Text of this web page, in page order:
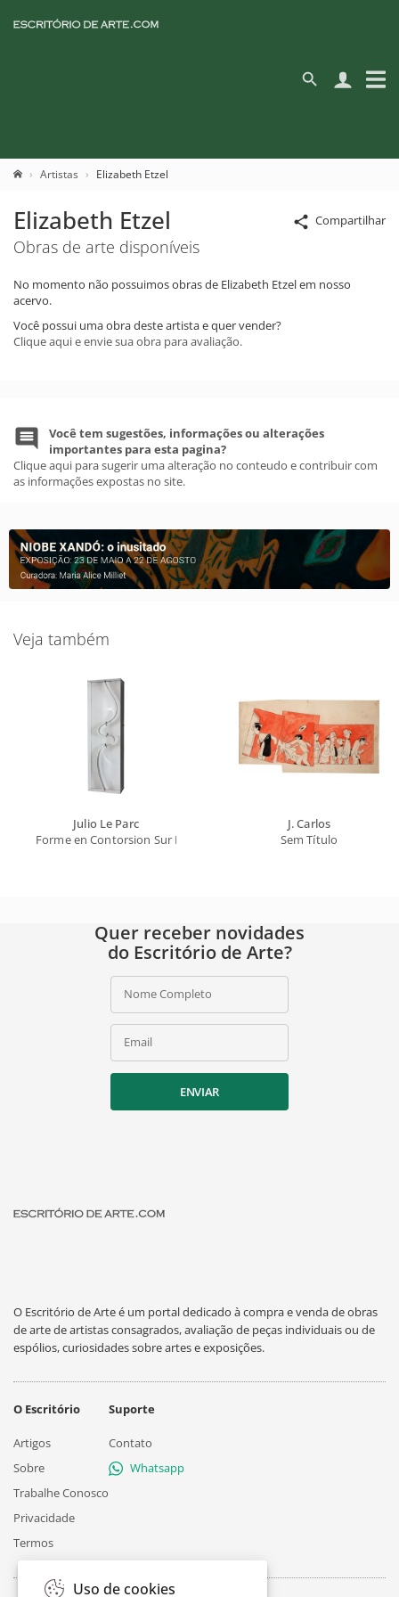
Artistas Elizabeth Etzel
Compartilhar
Elizabeth Etzel
Obras de arte disponíveis
No momento não possuimos obras de Elizabeth Etzel em nosso
acervo.
Você possui uma obra deste artista e quer vender?
Clique aqui e envie sua obra para avaliação.
Você tem sugestões, informações ou alterações
importantes para esta pagina?
Clique aqui para sugerir uma alteração no conteudo e contribuir com
as informações expostas no site.
Veja também
Julio Le Parc
Forme en Contorsion Sur Fond Blanc
J. Carlos
Sem Título
Quer receber novidades
do Escritório de Arte?
Nome Completo
Email
ENVIAR
O Escritório de Arte é um portal dedicado à compra e venda de obras
de arte de artistas consagrados, avaliação de peças individuais ou de
espólios, curiosidades sobre artes e exposições.
O Escritório
Artigos
Sobre
Trabalhe Conosco
Privacidade
Termos
Suporte
Contato
Whatsapp
Uso de cookies